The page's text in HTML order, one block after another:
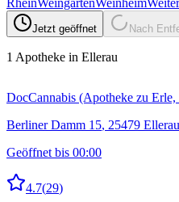
Jetzt geöffnet Nach
1 Apotheke in Ellerau
DocCannabis (Apotheke zu Erle,
Berliner Damm 15, 25479 Ellerau
Geöffnet bis 00:00
4.7(29)